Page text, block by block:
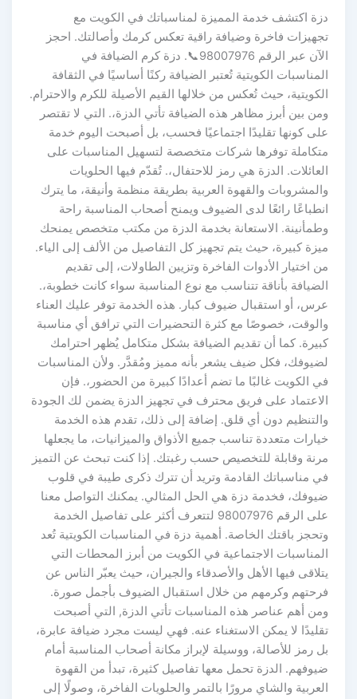
دزة اكتشف خدمة المميزة لمناسباتك في الكويت مع
تجهيزات فاخرة وضيافة راقية تعكس كرمك وأصالتك. احجز
الآن عبر الرقم 98007976📞. دزة كرم الضيافة في
المناسبات الكويتية تُعتبر الضيافة ركنًا أساسيًا في الثقافة
الكويتية، حيث تُعكس من خلالها القيم الأصيلة للكرم والاحترام.
ومن بين أبرز مظاهر هذه الضيافة تأتي الدزة،. التي لا تقتصر
على كونها تقليدًا اجتماعيًا فحسب، بل أصبحت اليوم خدمة
متكاملة توفرها شركات متخصصة لتسهيل المناسبات على
العائلات. الدزة هي رمز للاحتفال،. تُقدّم فيها الحلويات
والمشروبات والقهوة العربية بطريقة منظمة وأنيقة، ما يترك
انطباعًا رائعًا لدى الضيوف ويمنح أصحاب المناسبة راحة
وطمأنينة. الاستعانة بخدمة الدزة من مكتب متخصص يمنحك
ميزة كبيرة، حيث يتم تجهيز كل التفاصيل من الألف إلى الياء.
من اختيار الأدوات الفاخرة وتزيين الطاولات، إلى تقديم
الضيافة بأناقة تتناسب مع نوع المناسبة سواء كانت خطوبة،.
عرس، أو استقبال ضيوف كبار. هذه الخدمة توفر عليك العناء
والوقت، خصوصًا مع كثرة التحضيرات التي ترافق أي مناسبة
كبيرة. كما أن تقديم الضيافة بشكل متكامل يُظهر احترامك
لضيوفك، فكل ضيف يشعر بأنه مميز ومُقدَّر. ولأن المناسبات
في الكويت غالبًا ما تضم أعدادًا كبيرة من الحضور،. فإن
الاعتماد على فريق محترف في تجهيز الدزة يضمن لك الجودة
والتنظيم دون أي قلق. إضافة إلى ذلك، تقدم هذه الخدمة
خيارات متعددة تناسب جميع الأذواق والميزانيات، ما يجعلها
مرنة وقابلة للتخصيص حسب رغبتك. إذا كنت تبحث عن التميز
في مناسباتك القادمة وتريد أن تترك ذكرى طيبة في قلوب
ضيوفك، فخدمة دزة هي الحل المثالي. يمكنك التواصل معنا
على الرقم 98007976 لتتعرف أكثر على تفاصيل الخدمة
وتحجز باقتك الخاصة. أهمية دزة في المناسبات الكويتية تُعد
المناسبات الاجتماعية في الكويت من أبرز المحطات التي
يتلاقى فيها الأهل والأصدقاء والجيران، حيث يعبّر الناس عن
فرحتهم وكرمهم من خلال استقبال الضيوف بأجمل صورة.
ومن أهم عناصر هذه المناسبات تأتي الدزة, التي أصبحت
تقليدًا لا يمكن الاستغناء عنه. فهي ليست مجرد ضيافة عابرة،
بل رمز للأصالة، ووسيلة لإبراز مكانة أصحاب المناسبة أمام
ضيوفهم. الدزة تحمل معها تفاصيل كثيرة، تبدأ من القهوة
العربية والشاي مرورًا بالتمر والحلويات الفاخرة، وصولًا إلى